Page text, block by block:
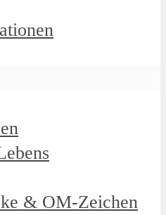
& OM-Zeichen